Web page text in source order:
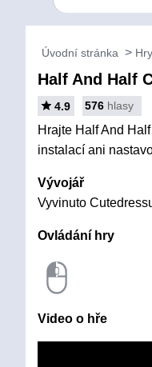
Úvodní stránka
Half And Half
4.9 576 hlasy
Hrajte Half And
instalací ani
Vývojář
Vyvinuto
Ovládání hry
Video o hře